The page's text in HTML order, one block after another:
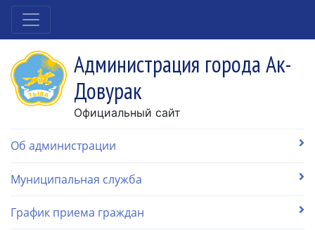
Администрация города Ак-
Довурак
Официальный сайт
Об администрации
Муниципальная служба
График приема граждан